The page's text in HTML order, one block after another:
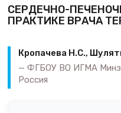
СЕРДЕЧНО-
ПРАКТИКЕ ВРАЧА
Кропачева Н.С.,
ФГБОУ ВО ИГМА
Россия